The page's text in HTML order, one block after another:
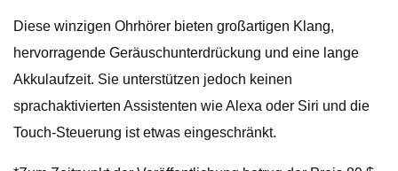
Diese winzigen Ohrhörer bieten großartigen Klang,
hervorragende Geräuschunterdrückung und eine lange
Akkulaufzeit. Sie unterstützen jedoch keinen
sprachaktivierten Assistenten wie Alexa oder Siri und die
Touch-Steuerung ist etwas eingeschränkt.